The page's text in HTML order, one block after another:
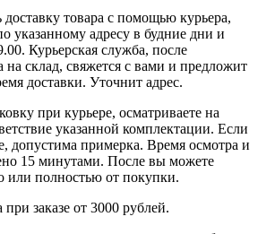
доставку товара с помощью курьера,
указанному адресу в будние дни и
Курьерская служба, после
на склад, свяжется с вами и предложит
доставки. Уточнит адрес.
при курьере, осматриваете на
указанной комплектации. Если
допустима примерка. Время осмотра и
15 минутами. После вы можете
или полностью от покупки.
при заказе от 3000 рублей.